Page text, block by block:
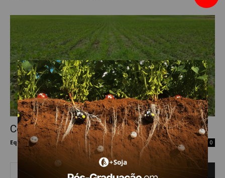
Controle cultural de plantas daninhas
Equipe Mais Soja - 30 de março de 2020 0